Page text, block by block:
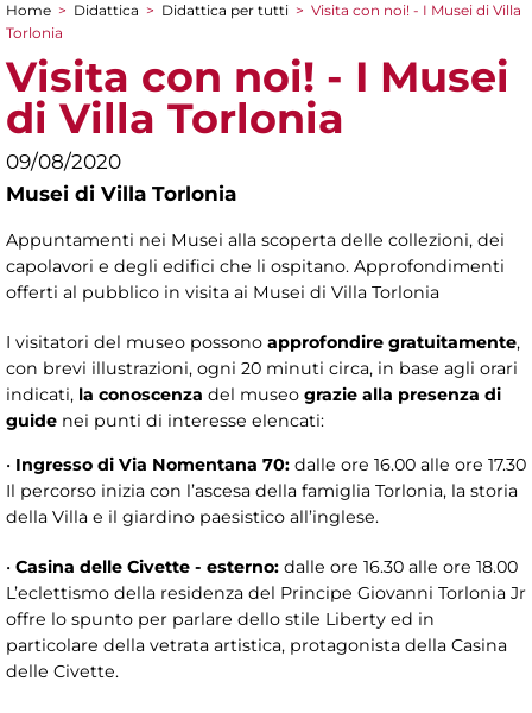
Tu sei qui
Home > Didattica > Didattica per tutti > Visita con noi! - I Musei di Villa
Torlonia
Visita con noi! - I Musei
di Villa Torlonia
09/08/2020
Musei di Villa Torlonia
Appuntamenti nei Musei alla scoperta delle collezioni, dei
capolavori e degli edifici che li ospitano. Approfondimenti
offerti al pubblico in visita ai Musei di Villa Torlonia
I visitatori del museo possono approfondire gratuitamente,
con brevi illustrazioni, ogni 20 minuti circa, in base agli orari
indicati, la conoscenza del museo grazie alla presenza di
guide nei punti di interesse elencati:
• Ingresso di Via Nomentana 70: dalle ore 16.00 alle ore 17.30
Il percorso inizia con l’ascesa della famiglia Torlonia, la storia
della Villa e il giardino paesistico all’inglese.
• Casina delle Civette - esterno: dalle ore 16.30 alle ore 18.00
L’eclettismo della residenza del Principe Giovanni Torlonia Jr
offre lo spunto per parlare dello stile Liberty ed in
particolare della vetrata artistica, protagonista della Casina
delle Civette.